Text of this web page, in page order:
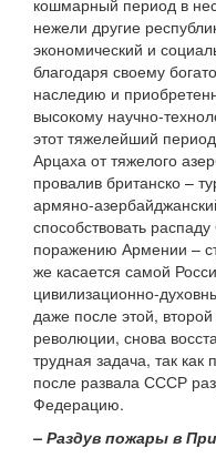
кошмарный период в
нежели другие
экономический и
благодаря своему
наследию и
высокому научно-
этот тяжелейший
Арцаха от тяжелого
провалив британско –
армяно-
способствовать
поражению Армении –
же касается самой
цивилизационно-
даже после этой,
революции, снова
трудная задача, так
после развала СССР
Федерацию.
– Раздув пожары в